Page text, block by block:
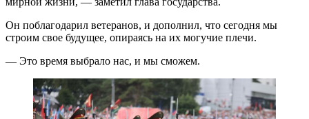
Он поблагодарил ветеранов, и дополнил, что сегодня мы
строим свое будущее, опираясь на их могучие плечи.
— Это время выбрало нас, и мы сможем.